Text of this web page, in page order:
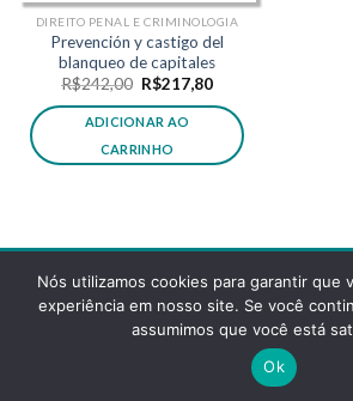
DIREITO PENAL E CRIMINOLOGIA
Prevención y castigo del
blanqueo de capitales
R$242,00 O
original
era:
R$242,00.
R$217,80O
atual
R$217,80.
ADICIONAR AO
CARRINHO
POLÍTICA DE PRIVACIDADE
Desenvolvido
Nós utilizamos cookies para garantir que
experiência em nosso site. Se você
assumimos que você está
Ok